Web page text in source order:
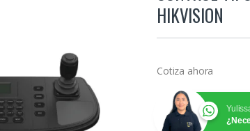
HIKVISION
Cotiza ahora